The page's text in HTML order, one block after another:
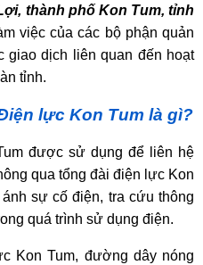
thành phố Kon Tum, tỉnh
việc của các bộ phận quản
giao dịch liên quan đến hoạt
tỉnh.
lực Kon Tum là gì?
được sử dụng để liên hệ
qua tổng đài điện lực Kon
sự cố điện, tra cứu thông
quá trình sử dụng điện.
Kon Tum, đường dây nóng